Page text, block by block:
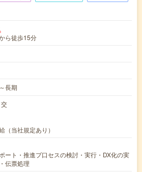
ら徒歩15分
長期
（当社規定あり）
ート・推進プ口セスの検討・実行・DX化の実
伝票処理